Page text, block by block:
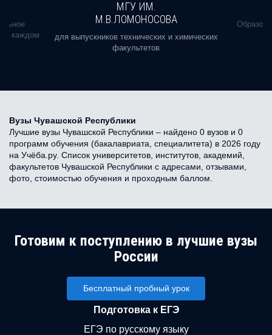
в каждом
МГУ ИМ.
М.В.ЛОМОНОСОВА
для выпускников технических и химических
факультетов
Вузы Чувашской Республики
Лучшие вузы Чувашской Республики – найдено 0 вузов и 0
программ обучения (бакалавриата, специалитета) в 2026 году
на Учёба.ру. Список университетов, институтов, академий,
факультетов Чувашской Республики с адресами, отзывами,
фото, стоимостью обучения и проходным баллом.
Готовим к поступлению в лучшие вузы
России
Бесплатный пробный урок
Подготовка к ЕГЭ
ЕГЭ по русскому языку